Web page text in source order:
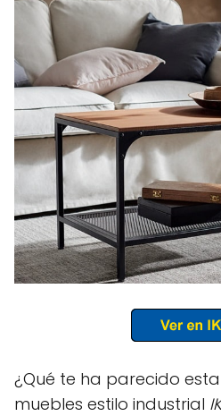
¿Qué te ha parecido
muebles estilo industrial